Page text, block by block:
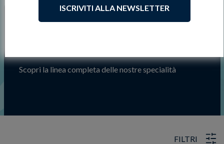
Scopri la linea completa delle nostre specialità
FILTRI
ISCRIVITI ALLA NEWSLETTER